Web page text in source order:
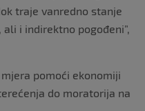
traje vanredno stanje
i indirektno pogođeni”,
pomoći ekonomiji
do moratorija na